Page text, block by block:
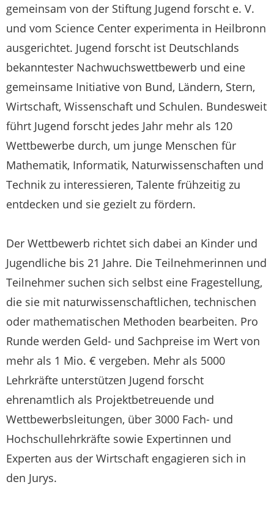
gemeinsam von der Stiftung Jugend forscht e. V.
und vom Science Center experimenta in Heilbronn
ausgerichtet. Jugend forscht ist Deutschlands
bekanntester Nachwuchswettbewerb und eine
gemeinsame Initiative von Bund, Ländern, Stern,
Wirtschaft, Wissenschaft und Schulen. Bundesweit
führt Jugend forscht jedes Jahr mehr als 120
Wettbewerbe durch, um junge Menschen für
Mathematik, Informatik, Naturwissenschaften und
Technik zu interessieren, Talente frühzeitig zu
entdecken und sie gezielt zu fördern.
Der Wettbewerb richtet sich dabei an Kinder und
Jugendliche bis 21 Jahre. Die Teilnehmerinnen und
Teilnehmer suchen sich selbst eine Fragestellung,
die sie mit naturwissenschaftlichen, technischen
oder mathematischen Methoden bearbeiten. Pro
Runde werden Geld- und Sachpreise im Wert von
mehr als 1 Mio. € vergeben. Mehr als 5000
Lehrkräfte unterstützen Jugend forscht
ehrenamtlich als Projektbetreuende und
Wettbewerbsleitungen, über 3000 Fach- und
Hochschullehrkräfte sowie Expertinnen und
Experten aus der Wirtschaft engagieren sich in
den Jurys.